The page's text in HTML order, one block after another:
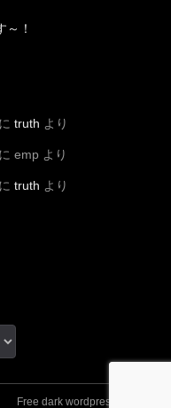
！
に truth より
に emp より
に truth より
Free dark wordpress theme